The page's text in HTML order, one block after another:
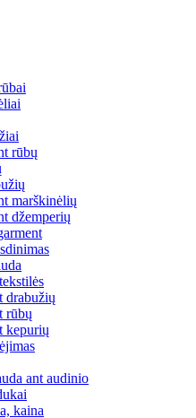
rūbų
marškinėlių
džemperių
drabužių
rūbų
kepurių
ant audinio
kaina